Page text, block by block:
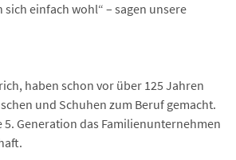
einfach wohl“ – sagen unsere
haben schon vor über 125 Jahren
und Schuhen zum Beruf gemacht.
Generation das Familienunternehmen